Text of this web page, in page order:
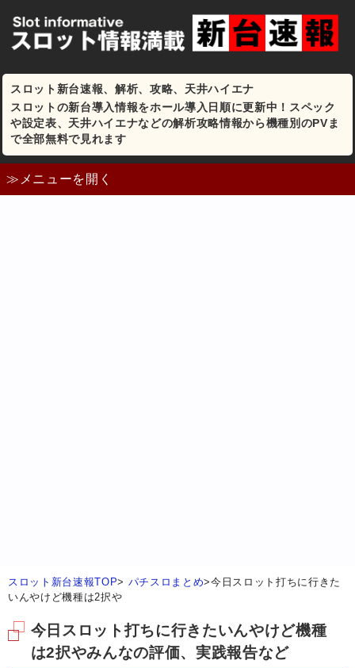
スロット新台速報、解析、攻略、天井ハイエナ
スロットの新台導入情報をホール導入日順に更新中！スペック
や設定表、天井ハイエナなどの解析攻略情報から機種別のPVま
で全部無料で見れます
≫メニューを開く
スロット新台速報TOP> パチスロまとめ>今日スロット打ちに行きた
いんやけど機種は2択や
今日スロット打ちに行きたいんやけど機種
は2択やみんなの評価、実践報告など